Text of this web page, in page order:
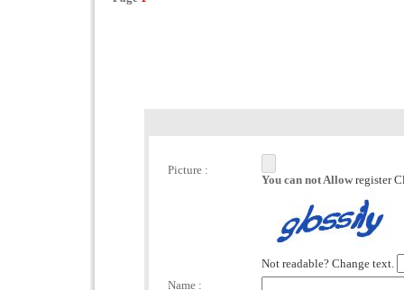
Picture :
You can not Allow register
Not readable? Change text.
Name :